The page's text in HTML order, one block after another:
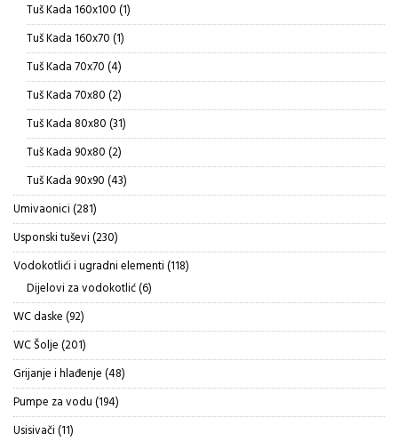
Tuš Kada 160x100 11
proizvod
Tuš Kada 160x70 11
proizvod
Tuš Kada 70x70 44
proizvoda
Tuš Kada 70x80 22
proizvoda
Tuš Kada 80x80 3131
proizvod
Tuš Kada 90x80 22
proizvoda
Tuš Kada 90x90 4343
proizvoda
Umivaonici 281281
proizvod
Usponski tuševi 230230
proizvoda
Vodokotlići i ugradni elementi 118118
Dijelovi za vodokotlić 66
proizvoda
WC daske 9292
proizvoda
WC Šolje 201201
proizvod
Grijanje i hlađenje 4848
proizvoda
Pumpe za vodu 194194
proizvoda
Usisivači 1111